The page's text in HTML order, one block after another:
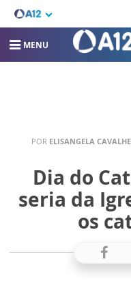
MENU
POR ELISANGELA
Dia do
seria da
os